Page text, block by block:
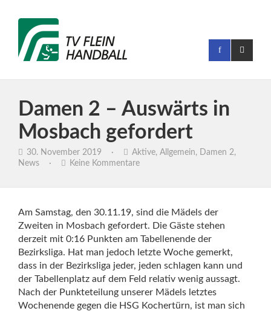
Damen 2 – Auswärts in
Mosbach gefordert
30. November 2019 · Aktive, Allgemein, Damen 2,
News
· Keine Kommentare
Am Samstag, den 30.11.19, sind die Mädels der
Zweiten in Mosbach gefordert. Die Gäste stehen
derzeit mit 0:16 Punkten am Tabellenende der
Bezirksliga. Hat man jedoch letzte Woche gemerkt,
dass in der Bezirksliga jeder, jeden schlagen kann und
der Tabellenplatz auf dem Feld relativ wenig aussagt.
Nach der Punkteteilung unserer Mädels letztes
Wochenende gegen die HSG Kochertürn, ist man sich